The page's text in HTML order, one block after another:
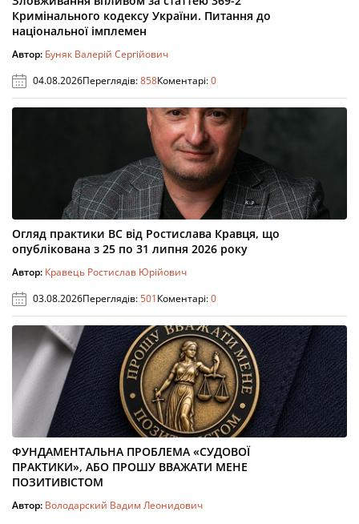
Кримінального кодексу України. Питання до
національної імплемен
Автор: Буняк Валерій Сергійович
04.08.2026Переглядів:858Коментарі:0
Огляд практики ВС від Ростислава Кравця, що
опублікована з 25 по 31 липня 2026 року
Автор: Кравець Ростислав Юрійович
03.08.2026Переглядів:501Коментарі:0
ФУНДАМЕНТАЛЬНА ПРОБЛЕМА «СУДОВОЇ
ПРАКТИКИ», АБО ПРОШУ ВВАЖАТИ МЕНЕ
ПОЗИТИВІСТОМ
Автор: Володарский Вадим Леонидович